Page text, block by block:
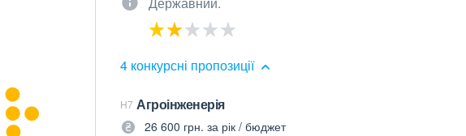
4 конкурсні пропозиції
H7 Агроінженерія
26 600 грн. за рік / бюджет